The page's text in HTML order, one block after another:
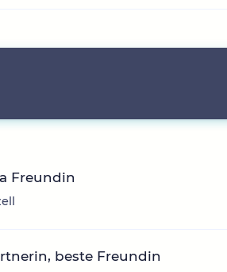
Freundin
beste Freundin